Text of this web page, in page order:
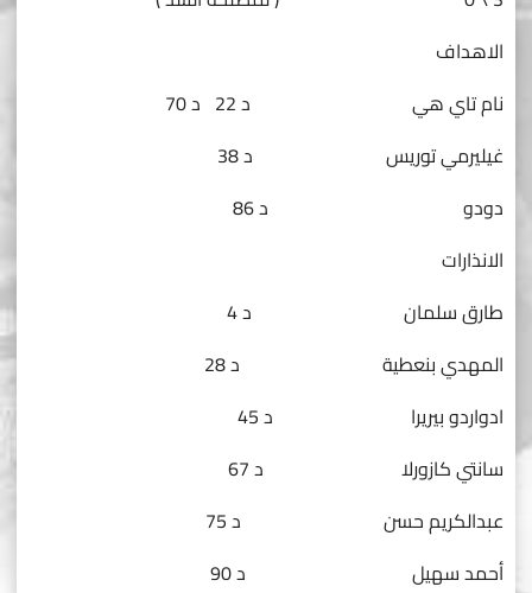
الاهداف
نام تاي هي د 22 د 70
غيليرمي توريس د 38
دودو د 86
الانذارات
طارق سلمان د 4
المهدي بنعطية د 28
ادواردو بيريرا د 45
سانتي كازورلا د 67
عبدالكريم حسن د 75
أحمد سهيل د 90